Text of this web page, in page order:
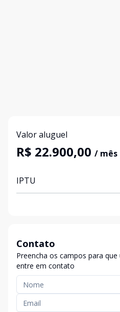
Valor aluguel
R$ 22.900,00 / mês
IPTU
Contato
Preencha os campos para
entre em contato